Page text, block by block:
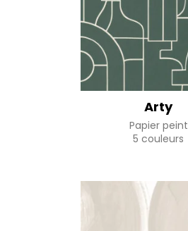
Arty
Papier peint
5 couleurs